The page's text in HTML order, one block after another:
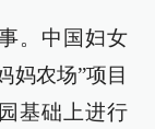
。中国妇女
妈农场”项目
基础上进行